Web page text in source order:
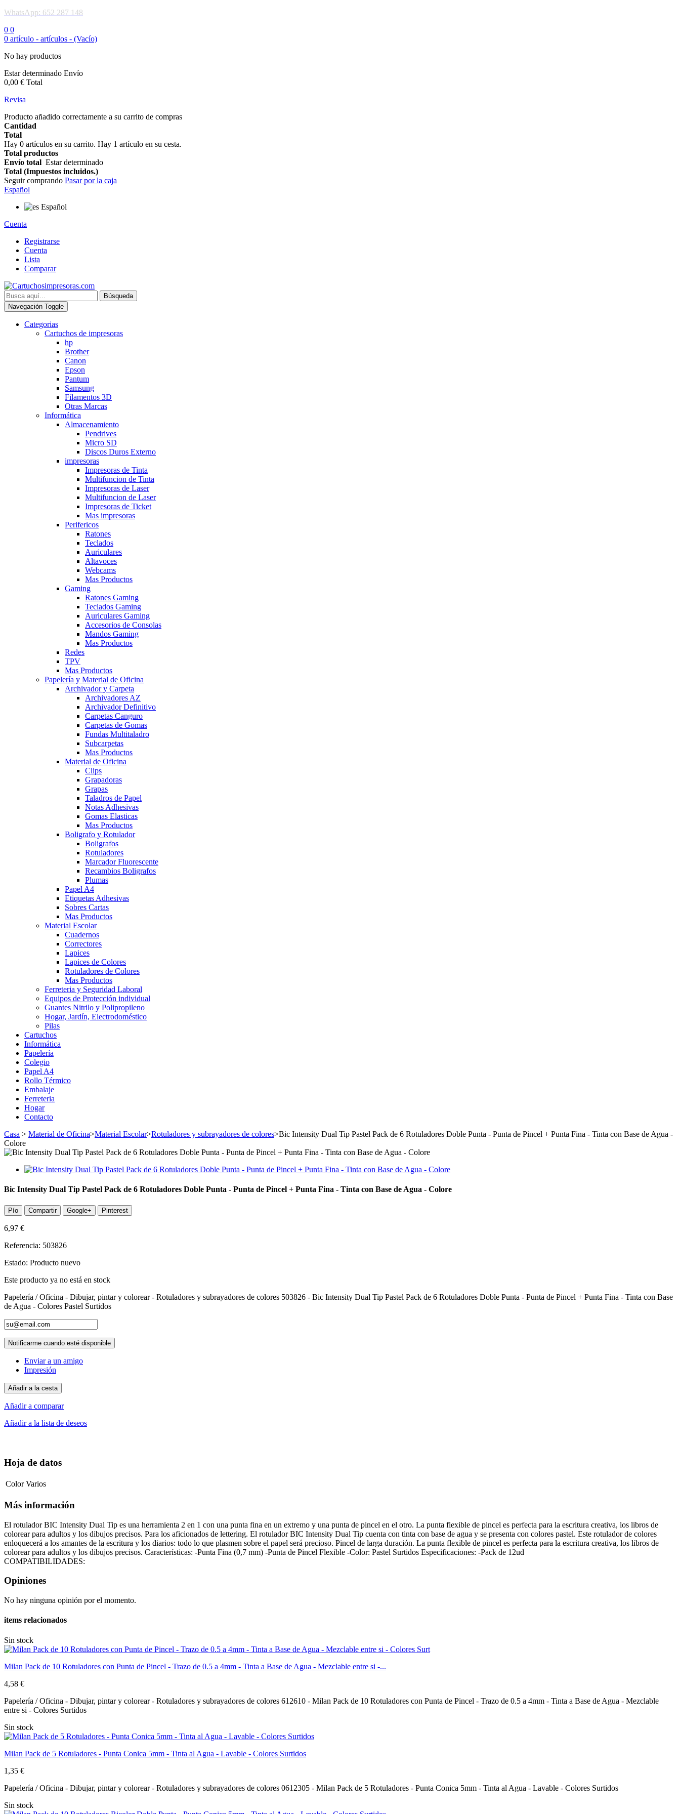
WhatsApp: 652 287 148
0 0
0 artículo - artículos - (Vacío)
No hay productos
Estar determinado Envío
0,00 € Total
Revisa
Producto añadido correctamente a su carrito de compras
Cantidad
Total
Hay 0 artículos en su carrito. Hay 1 artículo en su cesta.
Total productos
Envío total Estar determinado
Total (Impuestos incluidos.)
Seguir comprando Pasar por la caja
Español
Español
Cuenta
Registrarse
Cuenta
Lista
Comparar
Búsqueda
Navegación Toggle
Categorias
Cartuchos de impresoras
hp
Brother
Canon
Epson
Pantum
Samsung
Filamentos 3D
Otras Marcas
Informática
Almacenamiento
Pendrives
Micro SD
Discos Duros Externo
impresoras
Impresoras de Tinta
Multifuncion de Tinta
Impresoras de Laser
Multifuncion de Laser
Impresoras de Ticket
Mas impresoras
Perifericos
Ratones
Teclados
Auriculares
Altavoces
Webcams
Mas Productos
Gaming
Ratones Gaming
Teclados Gaming
Auriculares Gaming
Accesorios de Consolas
Mandos Gaming
Mas Productos
Redes
TPV
Mas Productos
Papelería y Material de Oficina
Archivador y Carpeta
Archivadores AZ
Archivador Definitivo
Carpetas Canguro
Carpetas de Gomas
Fundas Multitaladro
Subcarpetas
Mas Productos
Material de Oficina
Clips
Grapadoras
Grapas
Taladros de Papel
Notas Adhesivas
Gomas Elasticas
Mas Productos
Boligrafo y Rotulador
Boligrafos
Rotuladores
Marcador Fluorescente
Recambios Boligrafos
Plumas
Papel A4
Etiquetas Adhesivas
Sobres Cartas
Mas Productos
Material Escolar
Cuadernos
Correctores
Lapices
Lapices de Colores
Rotuladores de Colores
Mas Productos
Ferreteria y Seguridad Laboral
Equipos de Protección individual
Guantes Nitrilo y Polipropileno
Hogar, Jardín, Electrodoméstico
Pilas
Cartuchos
Informática
Papelería
Colegio
Papel A4
Rollo Térmico
Embalaje
Ferreteria
Hogar
Contacto
Casa > Material de Oficina>Material Escolar>Rotuladores y subrayadores de colores>Bic Intensity Dual Tip Pastel Pack de 6 Rotuladores Doble Punta - Punta de Pincel + Punta Fina - Tinta con Base de Agua -
Colore
Bic Intensity Dual Tip Pastel Pack de 6 Rotuladores Doble Punta - Punta de Pincel + Punta Fina - Tinta con Base de Agua - Colore
Pío Compartir Google+ Pinterest
6,97 €
Referencia: 503826
Estado: Producto nuevo
Este producto ya no está en stock
Papelería / Oficina - Dibujar, pintar y colorear - Rotuladores y subrayadores de colores 503826 - Bic Intensity Dual Tip Pastel Pack de 6 Rotuladores Doble Punta - Punta de Pincel + Punta Fina - Tinta con Base
de Agua - Colores Pastel Surtidos
Notificarme cuando esté disponible
Enviar a un amigo
Impresión
Añadir a la cesta
Añadir a comparar
Añadir a la lista de deseos
Hoja de datos
Color Varios
Más información
El rotulador BIC Intensity Dual Tip es una herramienta 2 en 1 con una punta fina en un extremo y una punta de pincel en el otro. La punta flexible de pincel es perfecta para la escritura creativa, los libros de
colorear para adultos y los dibujos precisos. Para los aficionados de lettering. El rotulador BIC Intensity Dual Tip cuenta con tinta con base de agua y se presenta con colores pastel. Este rotulador de colores
enloquecerá a los amantes de la escritura y los diarios: todo lo que plasmen sobre el papel será precioso. Pincel de larga duración. La punta flexible de pincel es perfecta para la escritura creativa, los libros de
colorear para adultos y los dibujos precisos. Características: -Punta Fina (0,7 mm) -Punta de Pincel Flexible -Color: Pastel Surtidos Especificaciones: -Pack de 12ud
COMPATIBILIDADES:
Opiniones
No hay ninguna opinión por el momento.
items relacionados
Sin stock
Milan Pack de 10 Rotuladores con Punta de Pincel - Trazo de 0.5 a 4mm - Tinta a Base de Agua - Mezclable entre si -...
4,58 €
Papelería / Oficina - Dibujar, pintar y colorear - Rotuladores y subrayadores de colores 612610 - Milan Pack de 10 Rotuladores con Punta de Pincel - Trazo de 0.5 a 4mm - Tinta a Base de Agua - Mezclable
entre si - Colores Surtidos
Sin stock
Milan Pack de 5 Rotuladores - Punta Conica 5mm - Tinta al Agua - Lavable - Colores Surtidos
1,35 €
Papelería / Oficina - Dibujar, pintar y colorear - Rotuladores y subrayadores de colores 0612305 - Milan Pack de 5 Rotuladores - Punta Conica 5mm - Tinta al Agua - Lavable - Colores Surtidos
Sin stock